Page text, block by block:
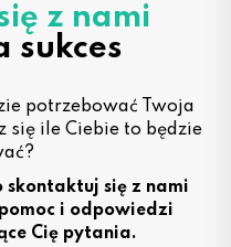
z nami
sukces
potrzebować Twoja
się ile Ciebie to będzie
się z nami
i odpowiedzi
Cię pytania.